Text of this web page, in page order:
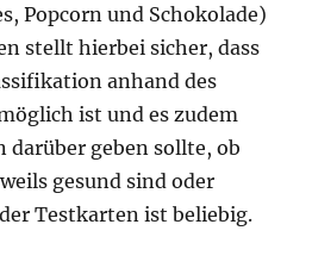
Popcorn und Schokolade)
stellt hierbei sicher, dass
anhand des
ist und es zudem
darüber geben sollte, ob
gesund sind oder
Testkarten ist beliebig.